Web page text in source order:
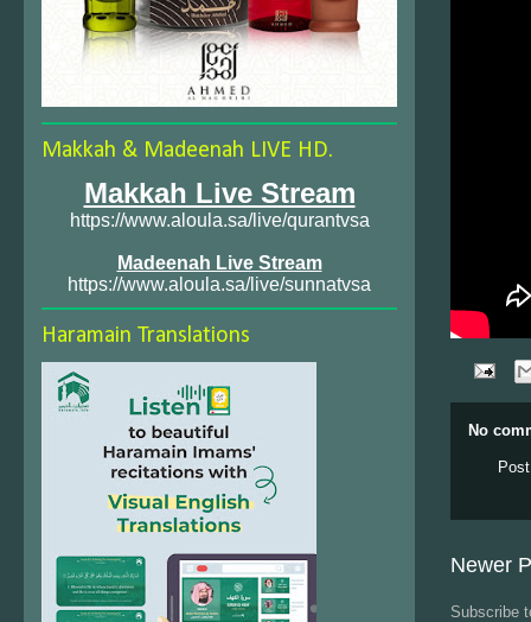
No
Newer
Subscribe
Makkah & Madeenah LIVE HD.
Makkah Live Stream
https://www.aloula.sa/live/qurantvsa
Madeenah Live Stream
https://www.aloula.sa/live/sunnatvsa
Haramain Translations